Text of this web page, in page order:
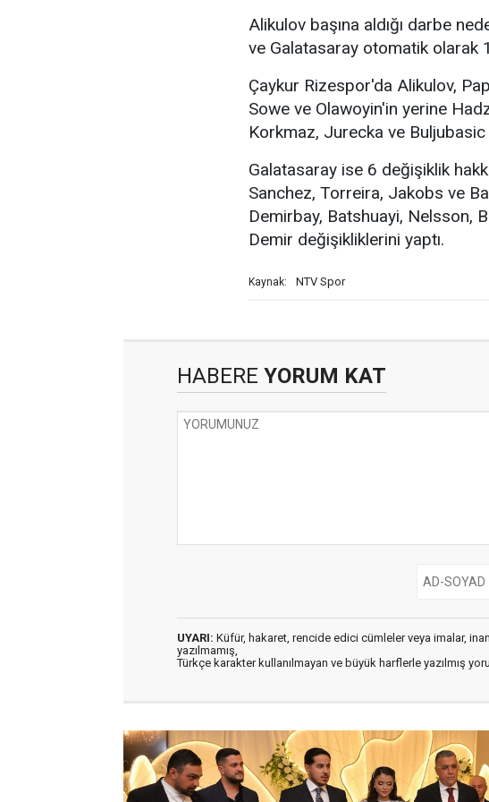
Alikulov başına aldığı darbe
ve Galatasaray otomatik olarak
Çaykur Rizespor'da Alikulov,
Sowe ve Olawoyin'in yerine
Korkmaz, Jurecka ve
Galatasaray ise 6 değişiklik
Sanchez, Torreira, Jakobs ve
Demirbay, Batshuayi, Nelsson,
Demir değişikliklerini yaptı.
Kaynak: NTV Spor
HABERE YORUM KAT
UYARI: Küfür, hakaret, rencide edici cümleler veya imalar,
yazılmamış,
Türkçe karakter kullanılmayan ve büyük harflerle yazılmış